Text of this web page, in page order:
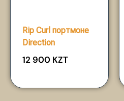
Rip Curl портмоне
Direction
12 900 KZT